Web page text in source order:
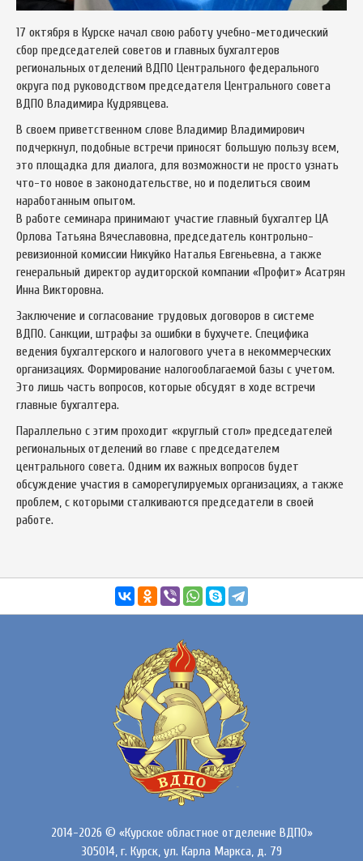
17 октября в Курске начал свою работу учебно-методический
сбор председателей советов и главных бухгалтеров
региональных отделений ВДПО Центрального федерального
округа под руководством председателя Центрального совета
ВДПО Владимира Кудрявцева.
В своем приветственном слове Владимир Владимирович
подчеркнул, подобные встречи приносят большую пользу всем,
это площадка для диалога, для возможности не просто узнать
что-то новое в законодательстве, но и поделиться своим
наработанным опытом.
В работе семинара принимают участие главный бухгалтер ЦА
Орлова Татьяна Вячеславовна, председатель контрольно-
ревизионной комиссии Никуйко Наталья Евгеньевна, а также
генеральный директор аудиторской компании «Профит» Асатрян
Инна Викторовна.
Заключение и согласование трудовых договоров в системе
ВДПО. Санкции, штрафы за ошибки в бухучете. Специфика
ведения бухгалтерского и налогового учета в некоммерческих
организациях. Формирование налогооблагаемой базы с учетом.
Это лишь часть вопросов, которые обсудят в ходе встречи
главные бухгалтера.
Параллельно с этим проходит «круглый стол» председателей
региональных отделений во главе с председателем
центрального совета. Одним их важных вопросов будет
обсуждение участия в саморегулируемых организациях, а также
проблем, с которыми сталкиваются председатели в своей
работе.
2014-2026 © «Курское областное отделение ВДПО»
305014, г. Курск, ул. Карла Маркса, д. 79